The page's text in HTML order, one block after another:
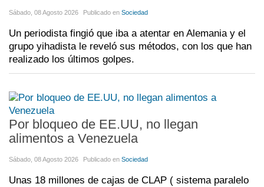
Sábado, 08 Agosto 2026 Publicado en Sociedad
Un periodista fingió que iba a atentar en Alemania y el
grupo yihadista le reveló sus métodos, con los que han
realizado los últimos golpes.
Por bloqueo de EE.UU, no llegan
alimentos a Venezuela
Sábado, 08 Agosto 2026 Publicado en Sociedad
Unas 18 millones de cajas de CLAP ( sistema paralelo